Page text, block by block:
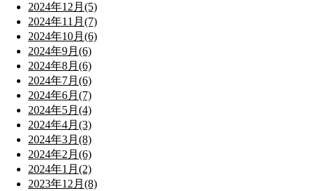
2024年12月(5)
2024年11月(7)
2024年10月(6)
2024年9月(6)
2024年8月(6)
2024年7月(6)
2024年6月(7)
2024年5月(4)
2024年4月(3)
2024年3月(8)
2024年2月(6)
2024年1月(2)
2023年12月(8)